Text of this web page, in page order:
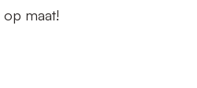
maat!